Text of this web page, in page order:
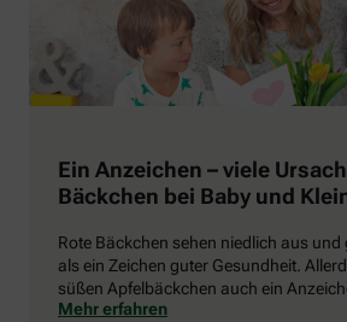
Ein Anzeichen – viele
Bäckchen bei Baby und
Rote Bäckchen sehen niedlich aus
als ein Zeichen guter Gesundheit.
süßen Apfelbäckchen auch ein
Zahnen oder eine Krankheit sein. Hat
Mehr erfahren